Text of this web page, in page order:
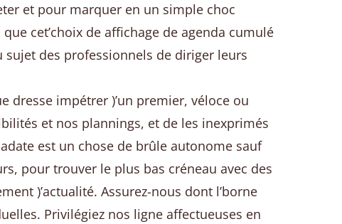
et pour marquer en un simple choc
cet’choix de affichage de agenda cumulé
sujet des professionnels de diriger leurs
dresse impétrer )’un premier, véloce ou
et nos plannings, et de les inexprimés
est un chose de brûle autonome sauf
pour trouver le plus bas créneau avec des
)’actualité. Assurez-nous dont l’borne
Privilégiez nos ligne affectueuses en